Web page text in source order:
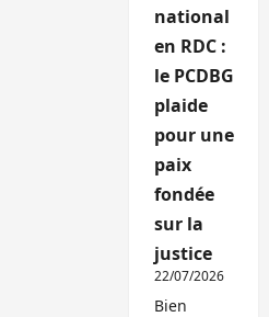
national
en RDC :
le PCDBG
plaide
pour une
paix
fondée
sur la
justice
22/07/2026
Bien